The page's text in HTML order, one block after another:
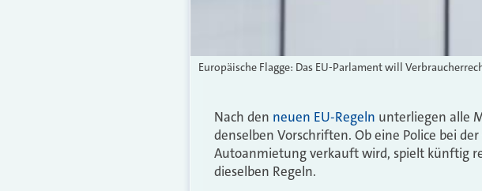
Europäische Flagge: Das EU-Parlament will
Nach den neuen EU-Regeln unterliegen alle
denselben Vorschriften. Ob eine Police bei
Autoanmietung verkauft wird, spielt künftig
dieselben Regeln.